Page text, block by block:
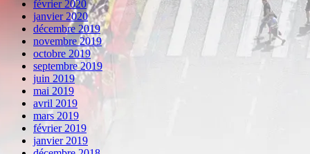
février 2020
janvier 2020
décembre 2019
novembre 2019
octobre 2019
septembre 2019
juin 2019
mai 2019
avril 2019
mars 2019
février 2019
janvier 2019